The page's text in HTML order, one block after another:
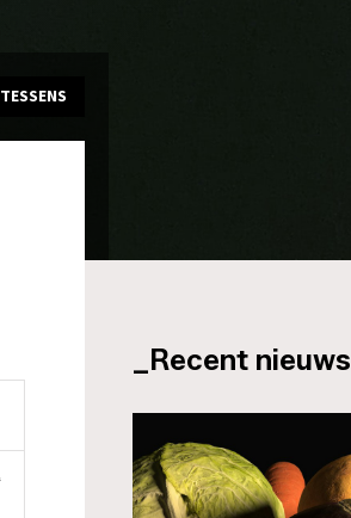
_Recent nieuws